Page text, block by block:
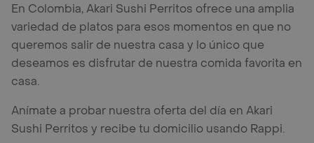
En Colombia, Akari Sushi Perritos ofrece una amplia
variedad de platos para esos momentos en que no
queremos salir de nuestra casa y lo único que
deseamos es disfrutar de nuestra comida favorita en
casa.
Anímate a probar nuestra oferta del día en Akari
Sushi Perritos y recibe tu domicilio usando Rappi.